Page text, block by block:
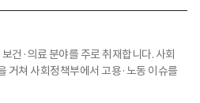
건·의료 분야를 주로 취재합니다. 사회
거쳐 사회정책부에서 고용·노동 이슈를